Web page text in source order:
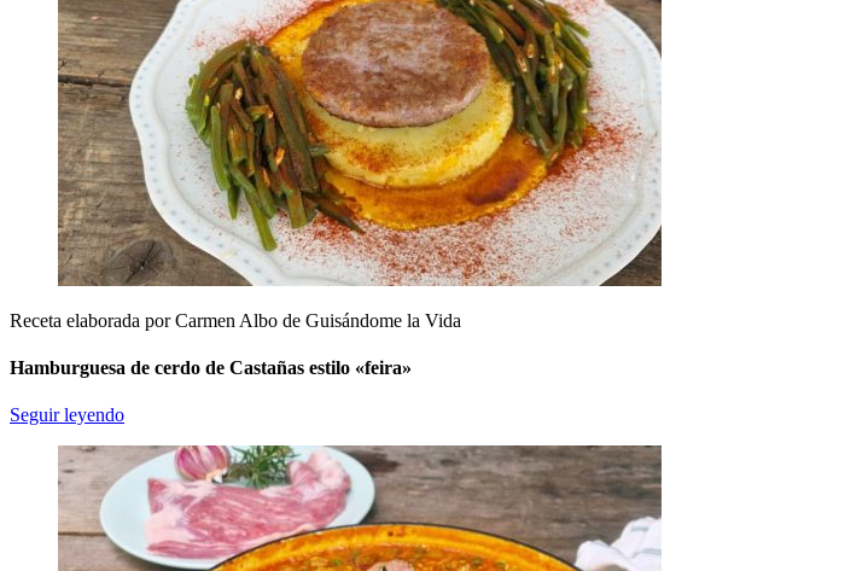
Receta elaborada por Carmen Albo de Guisándome la Vida
Hamburguesa de cerdo de Castañas estilo «feira»
Seguir leyendo